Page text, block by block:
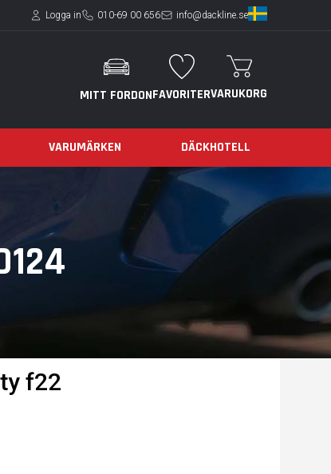
Logga in 010-69 00 656 info@dackline.se
MITT FORDONFAVORITERVARUKORG
VARUMÄRKEN DÄCKHOTELL
f22